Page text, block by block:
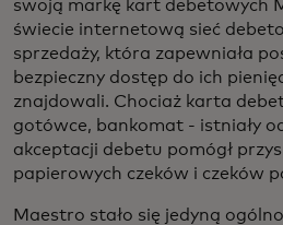
swoją markę kart debetowych
świecie internetową sieć
sprzedaży, która zapewniała
bezpieczny dostęp do ich
znajdowali. Chociaż karta
gotówce, bankomat - istniały
akceptacji debetu pomógł
papierowych czeków i czeków
Maestro stało się jedyną